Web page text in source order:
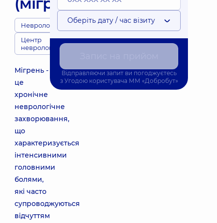
Неврологи
Центр
неврології
Мігрень -
це
хронічне
неврологічне
захворювання,
що
характеризується
інтенсивними
головними
болями,
які часто
супроводжуються
відчуттям
Оберіть дату / час візиту
Відправляючи запит ви погоджуєтесь
з Угодою користувача ММ «Добробут»